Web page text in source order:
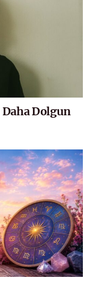
Daha Dolgun